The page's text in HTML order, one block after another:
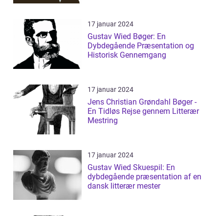
17 januar 2024
Gustav Wied Bøger: En
Dybdegående Præsentation og
Historisk Gennemgang
17 januar 2024
Jens Christian Grøndahl Bøger -
En Tidløs Rejse gennem Litterær
Mestring
17 januar 2024
Gustav Wied Skuespil: En
dybdegående præsentation af en
dansk litterær mester